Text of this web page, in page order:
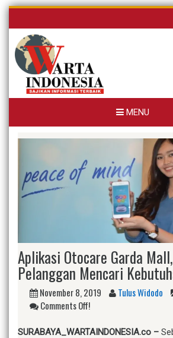
Skip
content
MENU
Aplikasi Otocare Garda
Pelanggan Mencari
November 8, 2019 Tulus Widodo
Comments Off!
SURABAYA_WARTAINDONESIA.co –